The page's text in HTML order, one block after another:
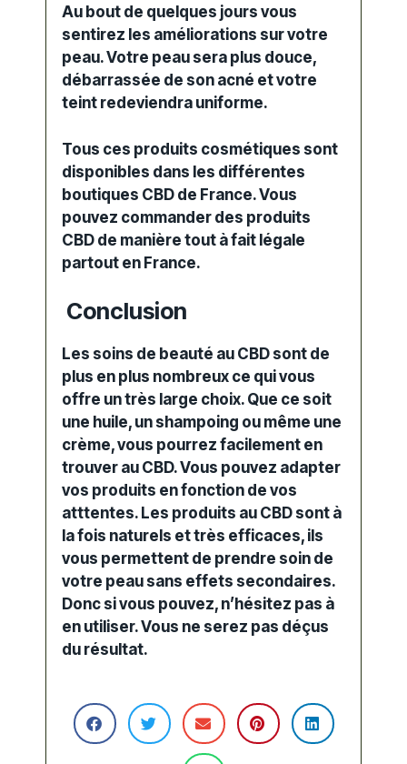
Au bout de quelques jours vous
sentirez les améliorations sur votre
peau. Votre peau sera plus douce,
débarrassée de son acné et votre
teint redeviendra uniforme.
Tous ces produits cosmétiques sont
disponibles dans les différentes
boutiques CBD de France. Vous
pouvez commander des produits
CBD de manière tout à fait légale
partout en France.
Conclusion
Les soins de beauté au CBD sont de
plus en plus nombreux ce qui vous
offre un très large choix. Que ce soit
une huile, un shampoing ou même une
crème, vous pourrez facilement en
trouver au CBD. Vous pouvez adapter
vos produits en fonction de vos
atttentes. Les produits au CBD sont à
la fois naturels et très efficaces, ils
vous permettent de prendre soin de
votre peau sans effets secondaires.
Donc si vous pouvez, n’hésitez pas à
en utiliser. Vous ne serez pas déçus
du résultat.